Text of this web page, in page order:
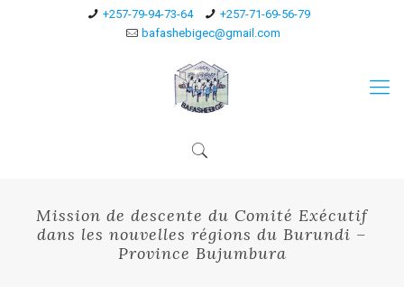
+257-79-94-73-64
+257-71-69-56-79
bafashebigec@gmail.com
Mission de descente du Comité Exécutif
dans les nouvelles régions du Burundi –
Province Bujumbura